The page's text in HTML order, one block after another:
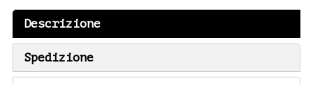
Descrizione
Spedizione